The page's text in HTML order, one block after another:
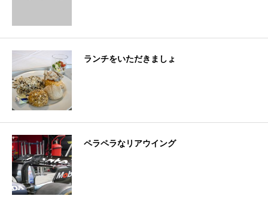
ランチをいただきましょ
ペラペラなリアウイング